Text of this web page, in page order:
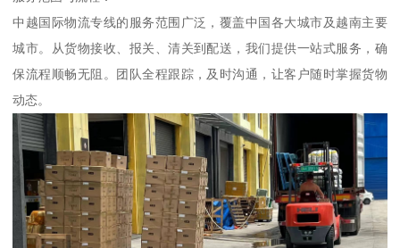
中越国际物流专线的服务范围广泛，覆盖中国各大城市及越南主要
城市。从货物接收、报关、清关到配送，我们提供一站式服务，确
保流程顺畅无阻。团队全程跟踪，及时沟通，让客户随时掌握货物
动态。